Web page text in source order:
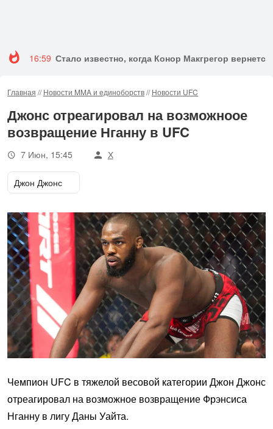
16:59 Стало известно, когда Конор Макгрегор вернется
Главная //Новости MMA и единоборств//Новости UFC
Джонс отреагировал на возможноое
возвращение Нганну в UFC
7 Июн, 15:45 Х
Джон Джонс
Чемпион UFC в тяжелой весовой категории Джон Джонс
отреагировал на возможное возвращение Фрэнсиса
Нганну в лигу Даны Уайта.